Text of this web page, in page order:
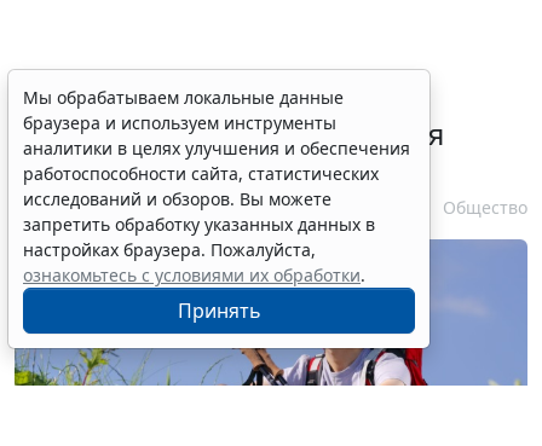
В РФ урегулировали вопросы
использования с/х земель для
сельского туризма
7 августа 2026 16:18 Общество
Мы обрабатываем локальные данные
браузера и используем инструменты
аналитики в целях улучшения и обеспечения
работоспособности сайта, статистических
исследований и обзоров. Вы можете
запретить обработку указанных данных в
настройках браузера. Пожалуйста,
ознакомьтесь с условиями их обработки.
Принять